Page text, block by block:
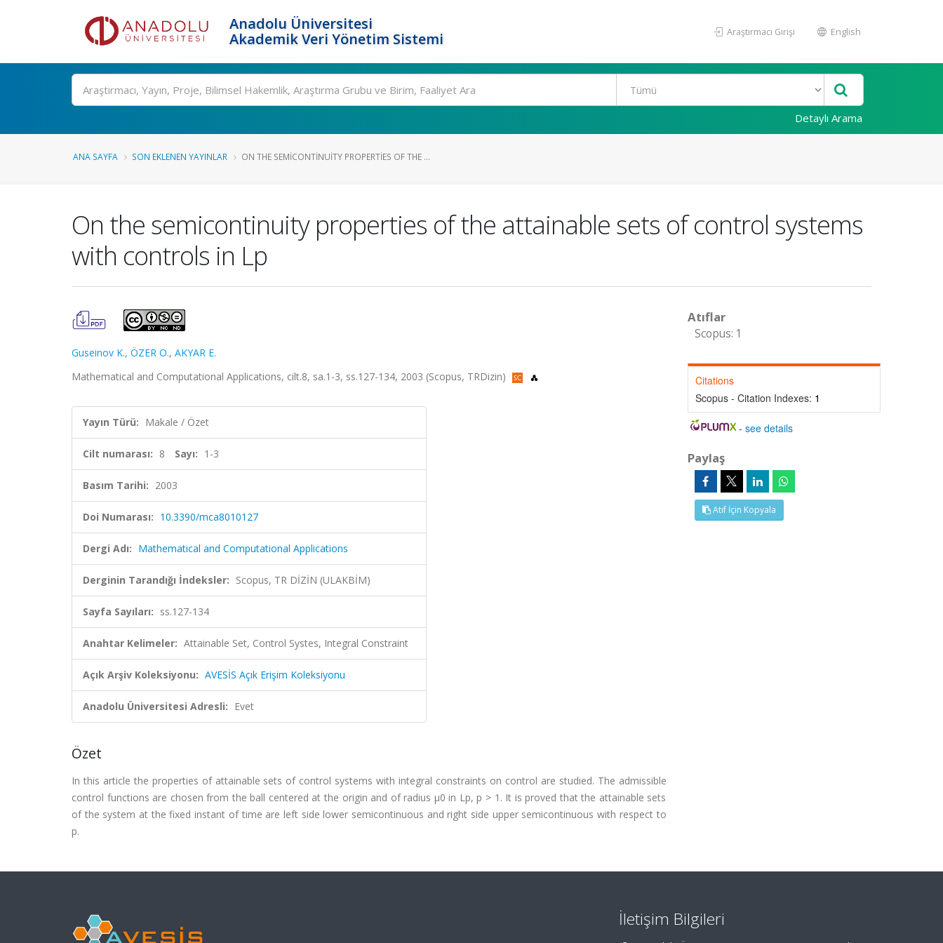
Anadolu Üniversitesi
Akademik Veri Yönetim Sistemi
Araştırmacı Girişi English
Ara
Detaylı Arama
ANA SAYFA SON EKLENEN YAYINLAR ON THE SEMICONTINUITY PROPERTIES OF THE ...
On the semicontinuity properties of the attainable sets of control systems
with controls in Lp
Guseinov K., ÖZER O., AKYAR E.
Mathematical and Computational Applications, cilt.8, sa.1-3, ss.127-134, 2003 (Scopus, TRDizin)
Yayın Türü: Makale / Özet
Cilt numarası: 8 Sayı: 1-3
Basım Tarihi: 2003
Doi Numarası: 10.3390/mca8010127
Dergi Adı: Mathematical and Computational Applications
Derginin Tarandığı İndeksler: Scopus, TR DİZİN (ULAKBİM)
Sayfa Sayıları: ss.127-134
Anahtar Kelimeler: Attainable Set, Control Systes, Integral Constraint
Açık Arşiv Koleksiyonu: AVESİS Açık Erişim Koleksiyonu
Anadolu Üniversitesi Adresli: Evet
Özet
In this article the properties of attainable sets of control systems with integral constraints on control are studied. The admissible
control functions are chosen from the ball centered at the origin and of radius μ0 in Lp, p > 1. It is proved that the attainable sets
of the system at the fixed instant of time are left side lower semicontinuous and right side upper semicontinuous with respect to
p.
Atıflar
Scopus: 1
Citations
Scopus - Citation Indexes: 1
-see details
Paylaş
Atıf İçin Kopyala
İletişim Bilgileri